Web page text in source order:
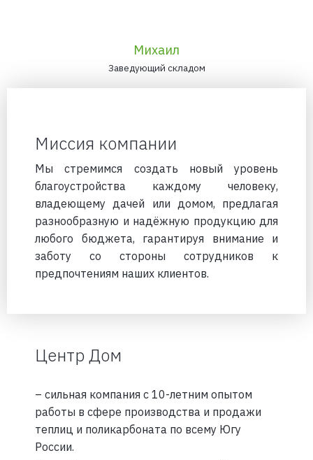
Михаил
Заведующий складом
Миссия компании
Мы стремимся создать новый уровень
благоустройства каждому человеку,
владеющему дачей или домом, предлагая
разнообразную и надёжную продукцию для
любого бюджета, гарантируя внимание и
заботу со стороны сотрудников к
предпочтениям наших клиентов.
Центр Дом
– сильная компания с 10-летним опытом
работы в сфере производства и продажи
теплиц и поликарбоната по всему Югу
России.